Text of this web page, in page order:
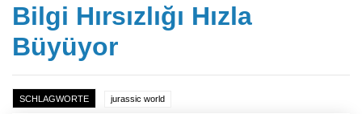
Bilgi Hırsızlığı Hızla
Büyüyor
SCHLAGWORTE jurassic world